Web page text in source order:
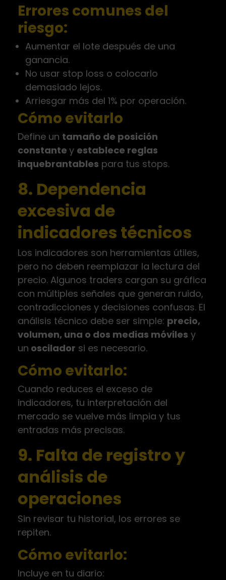
Errores comunes del
riesgo:
Aumentar el lote después de una
ganancia.
No usar stop loss o colocarlo
demasiado lejos.
Arriesgar más del 1% por operación.
Cómo evitarlo
Define un tamaño de posición
constante y establece reglas
inquebrantables para tus stops.
8. Dependencia
excesiva de
indicadores técnicos
Los indicadores son herramientas útiles,
pero no deben reemplazar la lectura del
precio. Algunos traders cargan su gráfica
con múltiples señales que generan ruido,
contradicciones y decisiones confusas. El
análisis técnico debe ser simple: precio,
volumen, una o dos medias móviles y
un oscilador si es necesario.
Cómo evitarlo:
Cuando reduces el exceso de
indicadores, tu interpretación del
mercado se vuelve más limpia y tus
entradas más precisas.
9. Falta de registro y
análisis de
operaciones
Sin revisar tu historial, los errores se
repiten.
Cómo evitarlo:
Incluye en tu diario: